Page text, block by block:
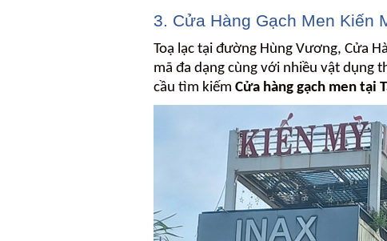
3. Cửa Hàng Gạch Men Kiến
Toạ lạc tại đường Hùng Vương, Cửa
mã đa dạng cùng với nhiều vật dụng
cầu tìm kiếm Cửa hàng gạch men tại